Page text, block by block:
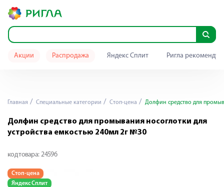
Акции Распродажа Яндекс Сплит Ригла
Главная Специальные категории Стоп-цена Долфин средство для
Долфин средство для промывания носоглотки для
устройства емкостью 240мл 2г №30
код товара: 24596
Стоп-цена
Яндекс Сплит